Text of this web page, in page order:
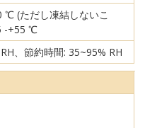
℃ (ただし凍結しないこ
-+55 ℃
、節約時間: 35~95% RH